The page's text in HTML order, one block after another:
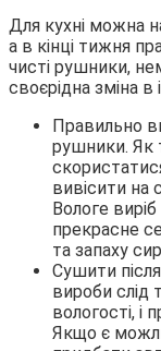
Для кухні можна
а в кінці тижня
чисті рушники,
своєрідна зміна в
Правильно
рушники. Як
вивісити на
Вологе
прекрасне
та запаху
Сушити
вироби слід
вологості, і
Якщо є